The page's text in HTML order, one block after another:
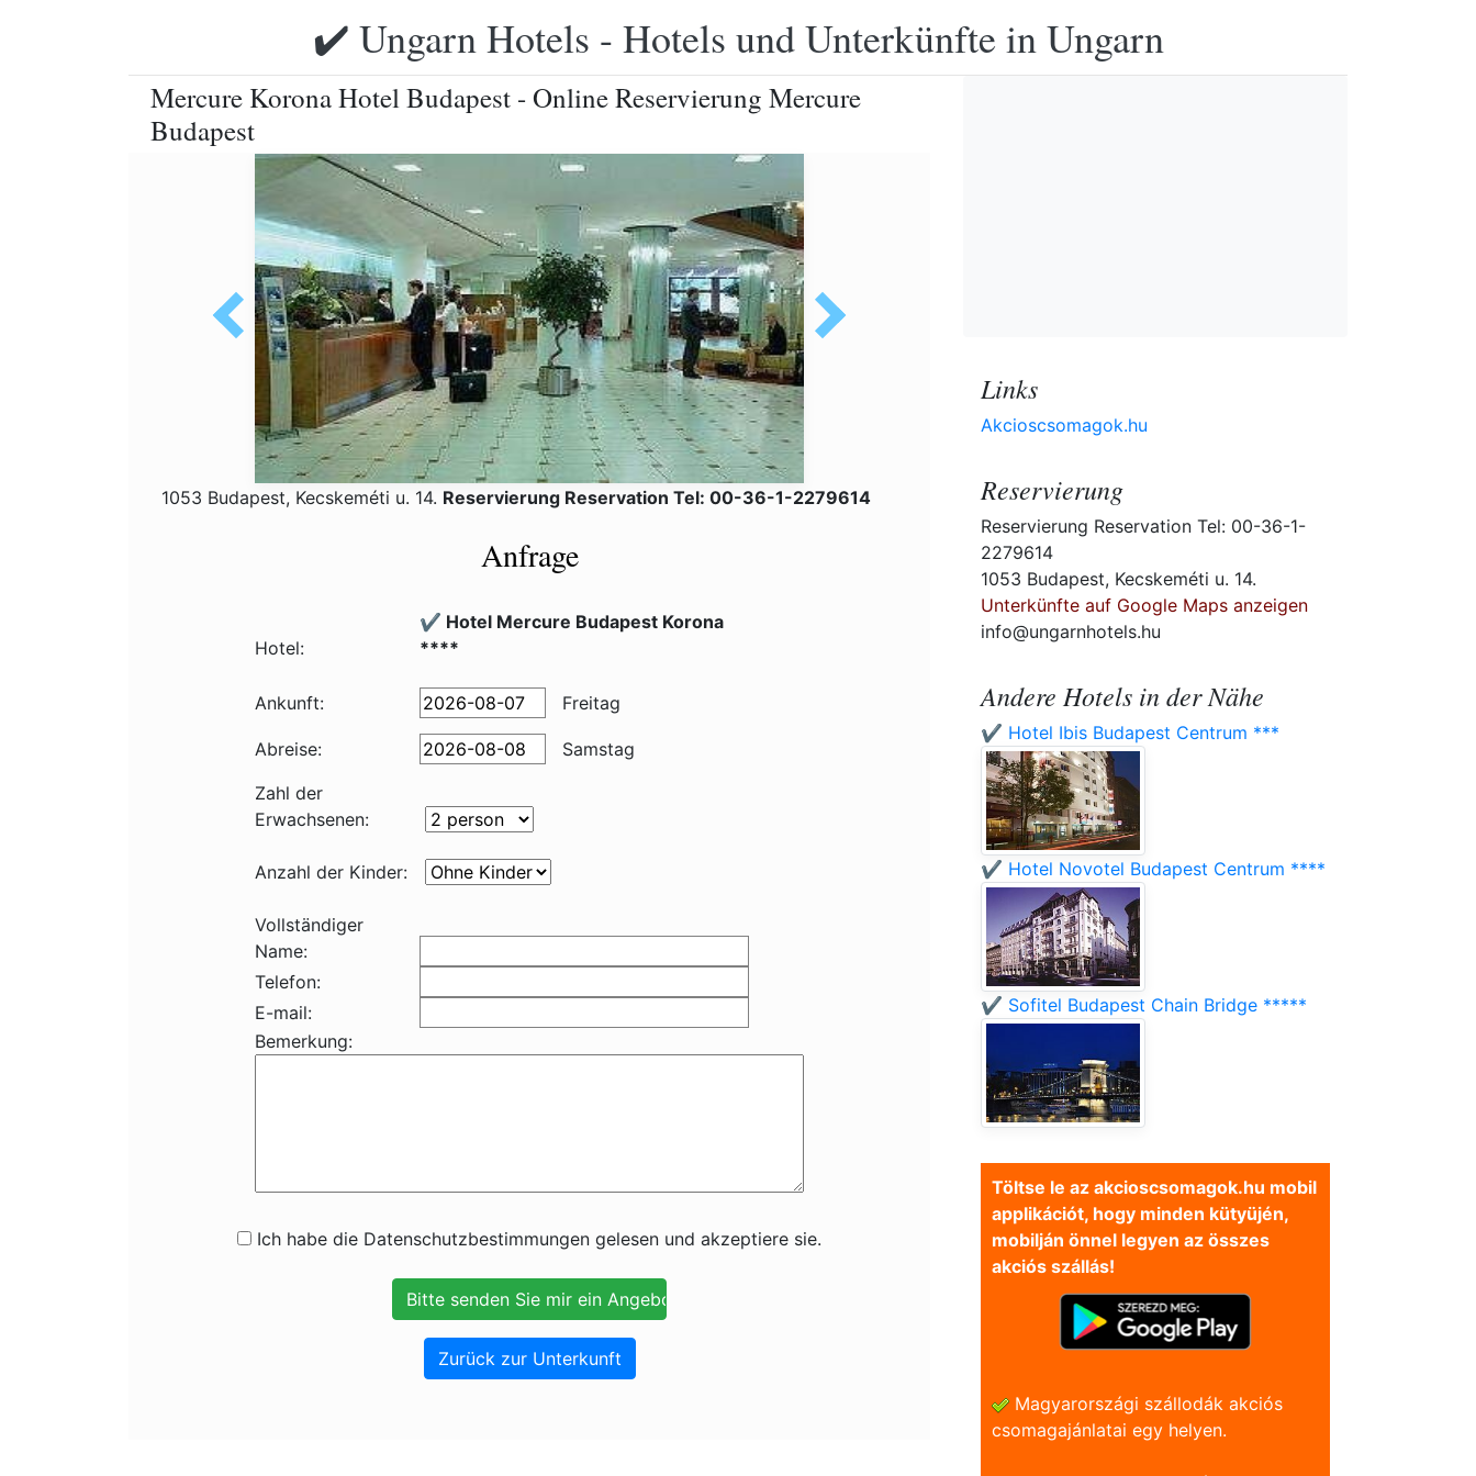
✔️ Ungarn Hotels - Hotels und Unterkünfte in Ungarn
Mercure Korona Hotel Budapest - Online Reservierung Mercure
Budapest
1053 Budapest, Kecskeméti u. 14. Reservierung Reservation Tel: 00-36-1-2279614
Anfrage
Hotel:
✔️ Hotel Mercure Budapest Korona
****
Ankunft: Freitag
Abreise:
Samstag
Zahl der
Erwachsenen:
Anzahl der Kinder:
Vollständiger
Name:
Telefon:
E-mail:
Bemerkung:
Ich habe die Datenschutzbestimmungen gelesen und akzeptiere sie.
Zurück zur Unterkunft
Links
Akcioscsomagok.hu
Reservierung
Reservierung Reservation Tel: 00-36-1-
2279614
1053 Budapest, Kecskeméti u. 14.
Unterkünfte auf Google Maps anzeigen
info@ungarnhotels.hu
Andere Hotels in der Nähe
✔️ Hotel Ibis Budapest Centrum ***
✔️ Hotel Novotel Budapest Centrum ****
✔️ Sofitel Budapest Chain Bridge *****
Töltse le az akcioscsomagok.hu mobil
applikációt, hogy minden kütyüjén,
mobilján önnel legyen az összes
akciós szállás!
Magyarországi szállodák akciós
csomagajánlatai egy helyen.